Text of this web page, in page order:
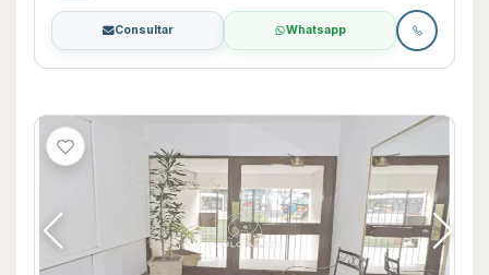
Consultar Whatsapp